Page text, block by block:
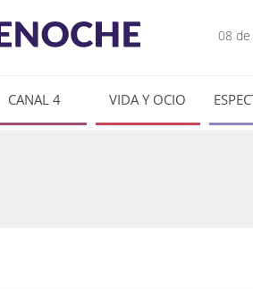
08
CANAL 4 VIDA Y OCIO